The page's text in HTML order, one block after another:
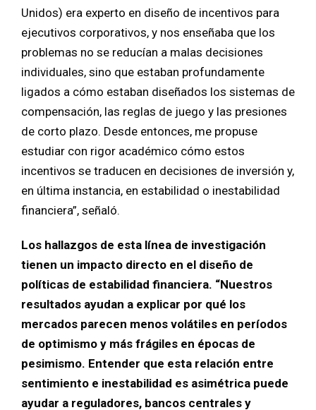
Unidos) era experto en diseño de incentivos para
ejecutivos corporativos, y nos enseñaba que los
problemas no se reducían a malas decisiones
individuales, sino que estaban profundamente
ligados a cómo estaban diseñados los sistemas de
compensación, las reglas de juego y las presiones
de corto plazo. Desde entonces, me propuse
estudiar con rigor académico cómo estos
incentivos se traducen en decisiones de inversión y,
en última instancia, en estabilidad o inestabilidad
financiera”, señaló.
Los hallazgos de esta línea de investigación
tienen un impacto directo en el diseño de
políticas de estabilidad financiera. “Nuestros
resultados ayudan a explicar por qué los
mercados parecen menos volátiles en períodos
de optimismo y más frágiles en épocas de
pesimismo. Entender que esta relación entre
sentimiento e inestabilidad es asimétrica puede
ayudar a reguladores, bancos centrales y